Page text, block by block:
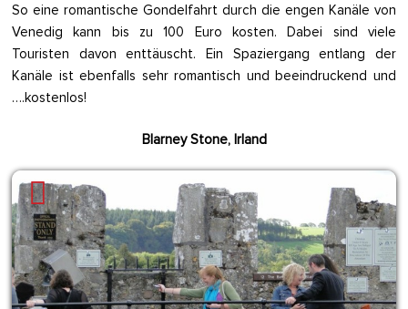
So eine romantische Gondelfahrt durch die engen Kanäle von
Venedig kann bis zu 100 Euro kosten. Dabei sind viele
Touristen davon enttäuscht. Ein Spaziergang entlang der
Kanäle ist ebenfalls sehr romantisch und beeindruckend und
….kostenlos!
Blarney Stone, Irland